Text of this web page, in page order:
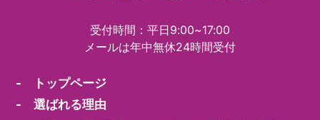
受付時間：平日9:00~17:00
メールは年中無休24時間受付
- トップページ
- 選ばれる理由